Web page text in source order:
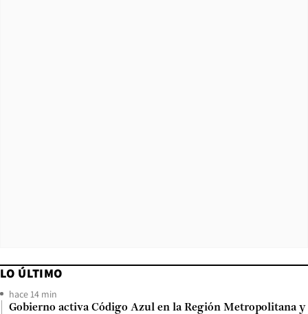
LO ÚLTIMO
hace 14 min
Gobierno activa Código Azul en la Región Metropolitana y